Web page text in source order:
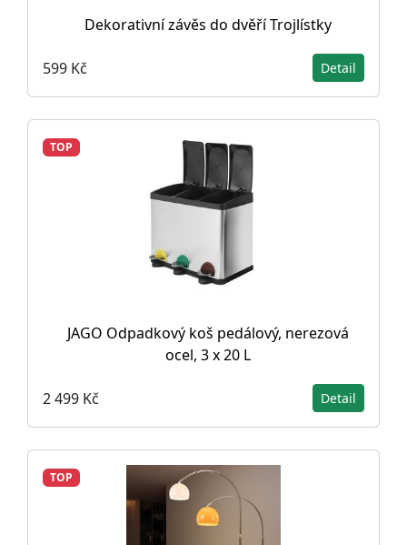
Dekorativní závěs do dvěří Trojlístky
599 Kč Detail
TOP
JAGO Odpadkový koš pedálový, nerezová
ocel, 3 x 20 L
2 499 Kč Detail
TOP